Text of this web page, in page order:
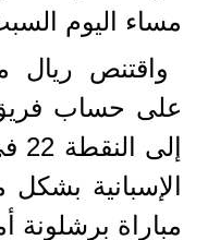
مساء اليوم
واقتنص ريال
على حساب فريق
الإسبانية
مباراة برشلونة